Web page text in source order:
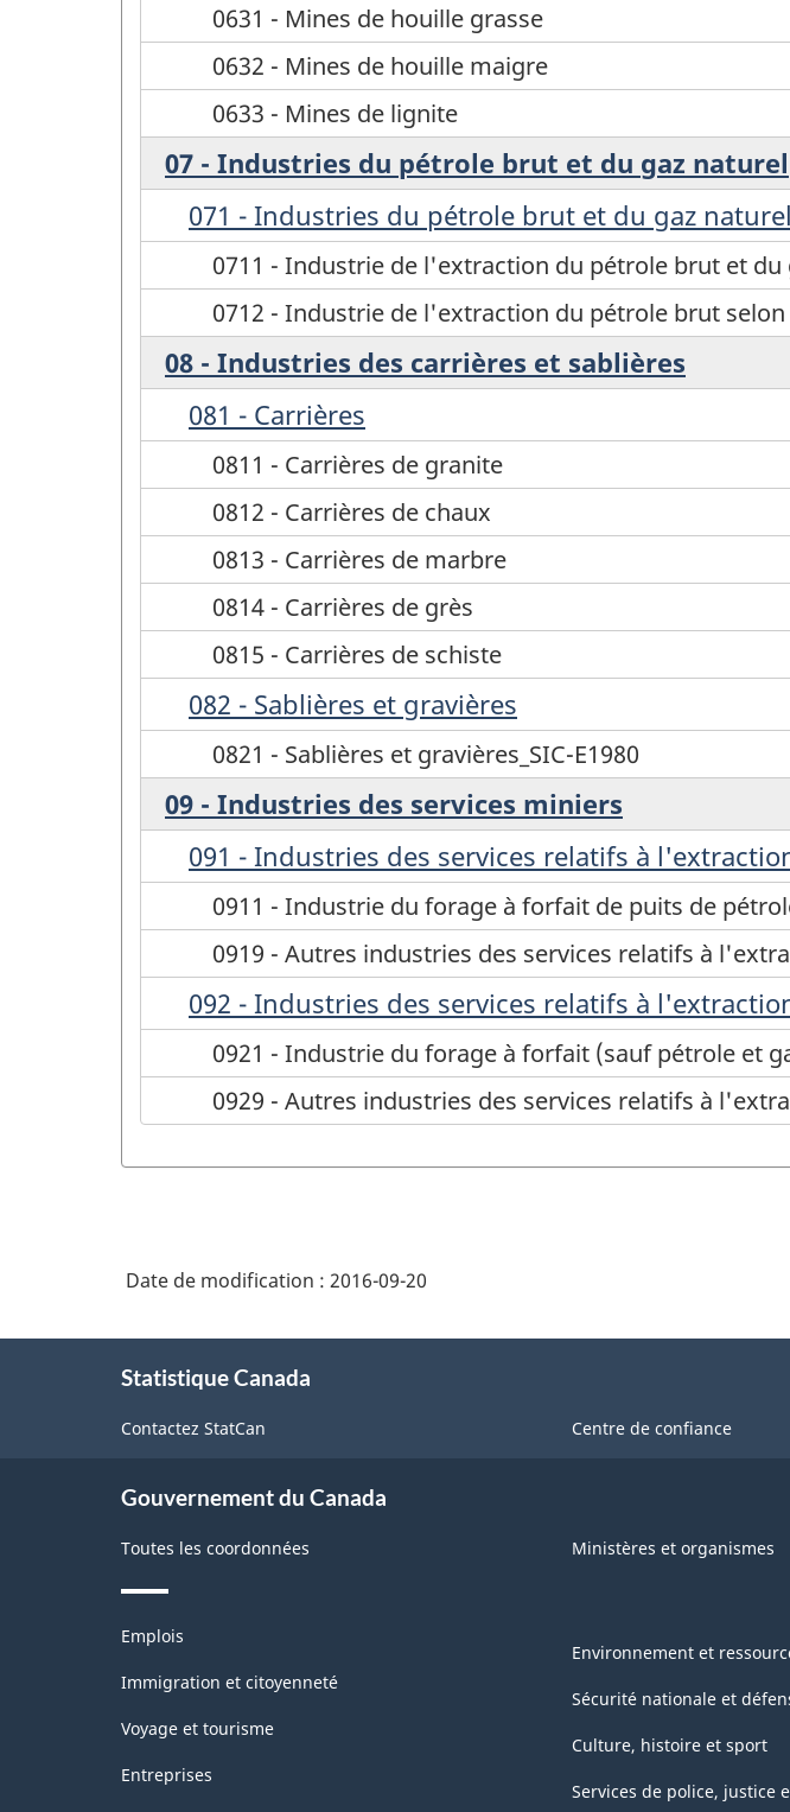
0631 - Mines de houille grasse
0632 - Mines de houille maigre
0633 - Mines de lignite
07 - Industries du pétrole brut et du gaz naturel
071 - Industries du pétrole brut et du gaz
0711 - Industrie de l'extraction du pétrole brut et
0712 - Industrie de l'extraction du pétrole brut
08 - Industries des carrières et sablières
081 - Carrières
0811 - Carrières de granite
0812 - Carrières de chaux
0813 - Carrières de marbre
0814 - Carrières de grès
0815 - Carrières de schiste
082 - Sablières et gravières
0821 - Sablières et gravières_SIC-E1980
09 - Industries des services miniers
091 - Industries des services relatifs à
0911 - Industrie du forage à forfait de puits de
0919 - Autres industries des services relatifs à
092 - Industries des services relatifs à
0921 - Industrie du forage à forfait (sauf pétrole et
0929 - Autres industries des services relatifs à
Date de modification : 2016-09-20
Statistique Canada
Contactez StatCan Centre de confiance
Gouvernement du Canada
Toutes les coordonnées Ministères et organismes
Thèmes
sujets
Emplois
Immigration et citoyenneté
Voyage et tourisme
Entreprises
Environnement et
Sécurité nationale et
Culture, histoire et sport
Services de police, justice